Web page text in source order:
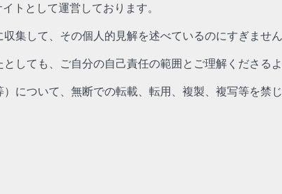
トとして運営しております。
集して、その個人的見解を述べているのにすぎません
しても、ご自分の自己責任の範囲とご理解くださるよ
について、無断での転載、転用、複製、複写等を禁じ